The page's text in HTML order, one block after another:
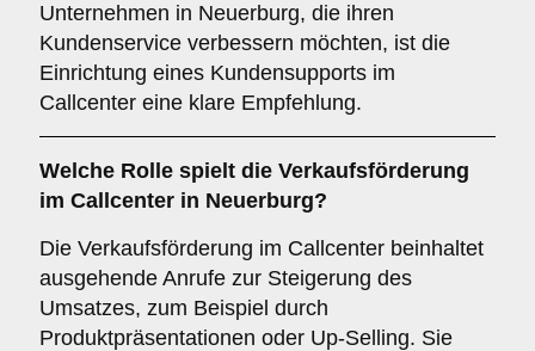
Unternehmen in Neuerburg, die ihren
Kundenservice verbessern möchten, ist die
Einrichtung eines Kundensupports im
Callcenter eine klare Empfehlung.
Welche Rolle spielt die Verkaufsförderung
im Callcenter in Neuerburg?
Die Verkaufsförderung im Callcenter beinhaltet
ausgehende Anrufe zur Steigerung des
Umsatzes, zum Beispiel durch
Produktpräsentationen oder Up-Selling. Sie